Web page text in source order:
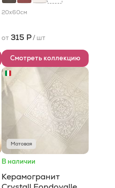
20x60см
от 315 Р/ шт
Смотреть коллекцию
Матовая
В наличии
Керамогранит